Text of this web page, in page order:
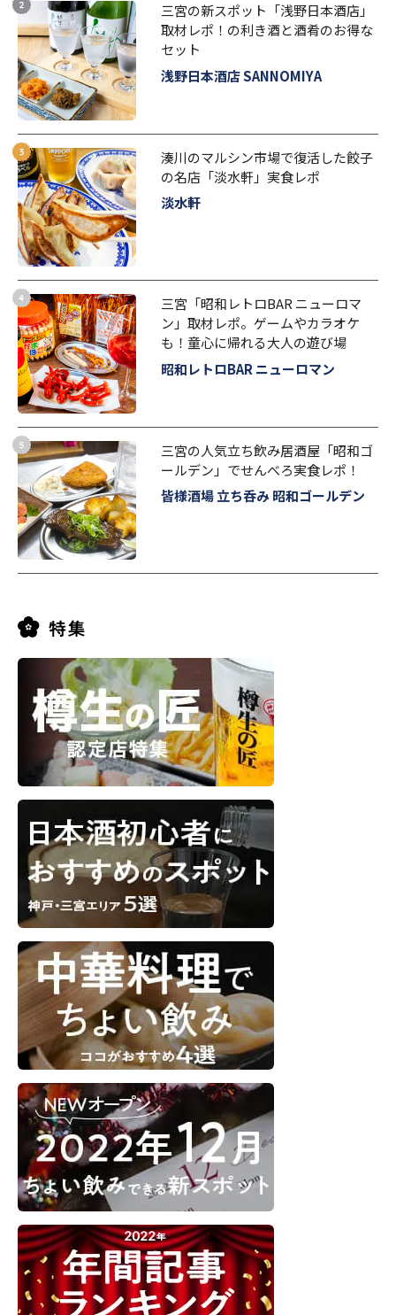
三宮の新スポット「浅野日本酒店」
取材レポ！の利き酒と酒肴のお得な
セット
浅野日本酒店 SANNOMIYA
湊川のマルシン市場で復活した餃子
の名店「淡水軒」実食レポ
淡水軒
三宮「昭和レトロBAR ニューロマ
ン」取材レポ。ゲームやカラオケ
も！童心に帰れる大人の遊び場
昭和レトロBAR ニューロマン
三宮の人気立ち飲み居酒屋「昭和ゴ
ールデン」でせんべろ実食レポ！
皆様酒場 立ち呑み 昭和ゴールデン